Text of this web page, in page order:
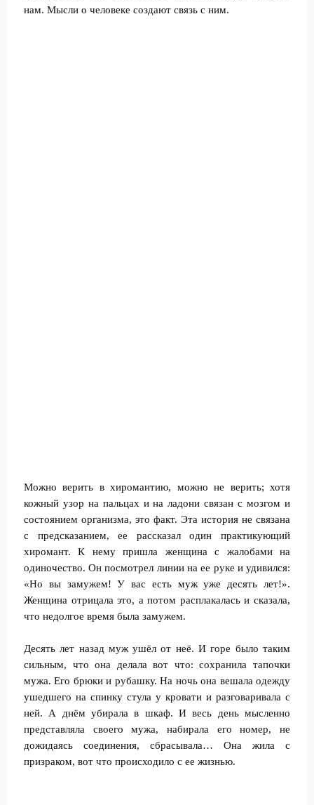
нам. Мысли о человеке создают связь с ним.
Можно верить в хиромантию, можно не верить; хотя
кожный узор на пальцах и на ладони связан с мозгом и
состоянием организма, это факт. Эта история не связана
с предсказанием, ее рассказал один практикующий
хиромант. К нему пришла женщина с жалобами на
одиночество. Он посмотрел линии на ее руке и удивился:
«Но вы замужем! У вас есть муж уже десять лет!».
Женщина отрицала это, а потом расплакалась и сказала,
что недолгое время была замужем.
Десять лет назад муж ушёл от неё. И горе было таким
сильным, что она делала вот что: сохранила тапочки
мужа. Его брюки и рубашку. На ночь она вешала одежду
ушедшего на спинку стула у кровати и разговаривала с
ней. А днём убирала в шкаф. И весь день мысленно
представляла своего мужа, набирала его номер, не
дожидаясь соединения, сбрасывала… Она жила с
призраком, вот что происходило с ее жизнью.